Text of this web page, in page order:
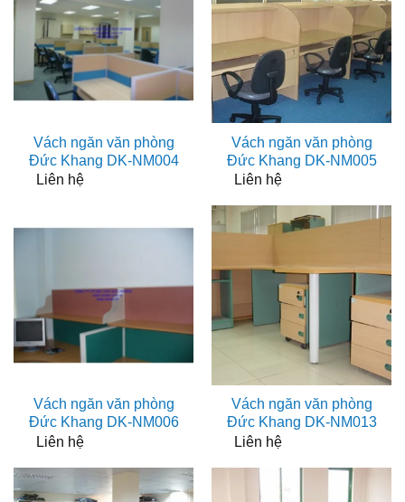
Vách ngăn văn phòng
Đức Khang DK-NM004
Liên hệ
Vách ngăn văn phòng
Đức Khang DK-NM005
Liên hệ
Vách ngăn văn phòng
Đức Khang DK-NM006
Liên hệ
Vách ngăn văn phòng
Đức Khang DK-NM013
Liên hệ